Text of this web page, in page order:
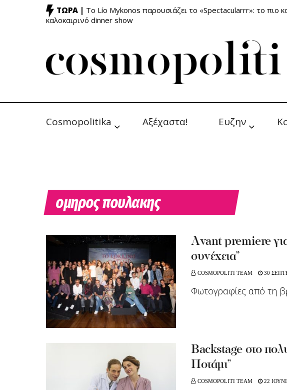
ΤΩΡΑ | Το Lío Mykonos παρουσιάζει το «Spectacularrr»: το πιο
καλοκαιρινό dinner show
Cosmopolitika Αξέχαστα! Ευζην
ομηρος πουλακης
Αvant premiere
συνέχεια”
COSMOPOLITI TEAM 30
Φωτογραφίες από τη
Backstage στο
Ποτάμι”
COSMOPOLITI TEAM 22